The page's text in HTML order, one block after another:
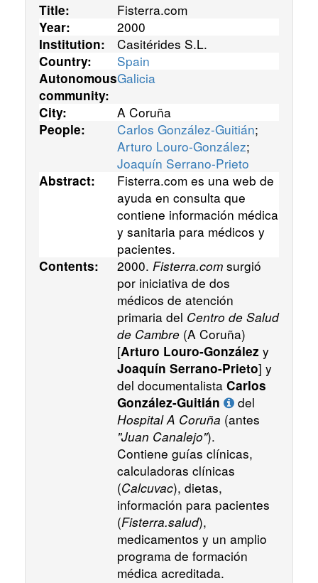
Title: Fisterra.com
Year: 2000
Institution: Casitérides S.L.
Country: Spain
Autonomous
community:
Galicia
City: A Coruña
People: Carlos González-Guitián;
Arturo Louro-González;
Joaquín Serrano-Prieto
Abstract:
Fisterra.com es una web de
ayuda en consulta que
contiene información médica
y sanitaria para médicos y
pacientes.
Contents: 2000. Fisterra.com surgió
por iniciativa de dos
médicos de atención
primaria del Centro de Salud
de Cambre (A Coruña)
[Arturo Louro-González y
Joaquín Serrano-Prieto] y
del documentalista Carlos
González-Guitián
del
Hospital A Coruña (antes
"Juan Canalejo").
Contiene guías clínicas,
calculadoras clínicas
(Calcuvac), dietas,
información para pacientes
(Fisterra.salud),
medicamentos y un amplio
programa de formación
médica acreditada.